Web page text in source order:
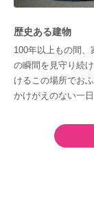
歴史ある建物
100年以上もの間、
の瞬間を見守り続
けるこの場所でお
かけがえのない一日